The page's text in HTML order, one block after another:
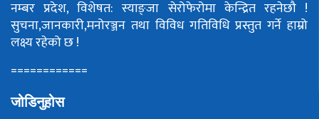
नम्बर प्रदेश, विशेषत: स्याङ्जा सेरोफेरोमा केन्द्रित रहनेछौ !
सुचना,जानकारी,मनोरञ्जन तथा विविध गतिविधि प्रस्तुत गर्ने हाम्रो
लक्ष्य रहेको छ !
============
जोडिनुहोस